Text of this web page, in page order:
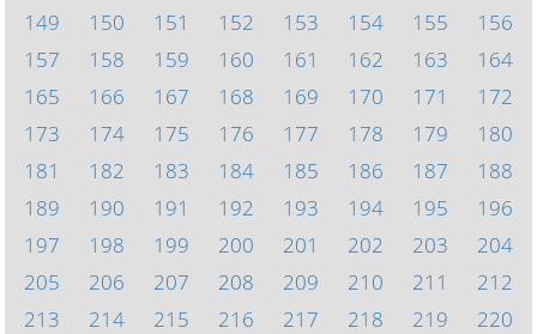
149
150 151 152 153 154 155
156
157
158 159 160 161 162 163
164
165
166 167 168 169 170 171
172
173
174 175 176 177 178 179
180
181
182 183 184 185 186 187
188
189
190 191 192 193 194 195
196
197
198 199 200 201 202 203
204
205
206 207 208 209 210 211
212
213
214 215 216 217 218 219
220